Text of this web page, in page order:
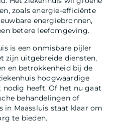
zoals energie-efficiënte
energiebronnen,
betere leefomgeving.
is een onmisbare pijler
zijn uitgebreide diensten,
en betrokkenheid bij de
hoogwaardige
nodig heeft. Of het nu gaat
behandelingen of
in Maassluis staat klaar om
te bieden.